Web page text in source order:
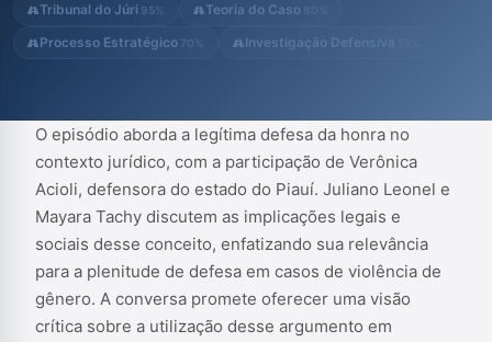
Tribunal do Júri 95% Teoria do Caso
Processo Estratégico 70% Investigação Defensiva
O episódio aborda a legítima defesa da honra no
contexto jurídico, com a participação de Verônica
Acioli, defensora do estado do Piauí. Juliano Leonel e
Mayara Tachy discutem as implicações legais e
sociais desse conceito, enfatizando sua relevância
para a plenitude de defesa em casos de violência de
gênero. A conversa promete oferecer uma visão
crítica sobre a utilização desse argumento em